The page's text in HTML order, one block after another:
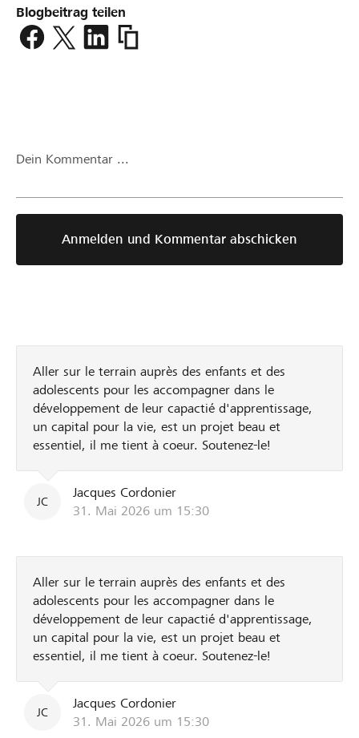
Blogbeitrag teilen
https://www.lokalhelden.ch/proximit-
pour-
pour-
nomade-
p10418.html
Dein Kommentar ...
Anmelden und Kommentar abschicken
Aller sur le terrain auprès des enfants et des
adolescents pour les accompagner dans le
développement de leur capactié d'apprentissage,
un capital pour la vie, est un projet beau et
essentiel, il me tient à coeur. Soutenez-le!
JC
Jacques Cordonier
31. Mai 2026 um 15:30
Aller sur le terrain auprès des enfants et des
adolescents pour les accompagner dans le
développement de leur capactié d'apprentissage,
un capital pour la vie, est un projet beau et
essentiel, il me tient à coeur. Soutenez-le!
JC
Jacques Cordonier
31. Mai 2026 um 15:30